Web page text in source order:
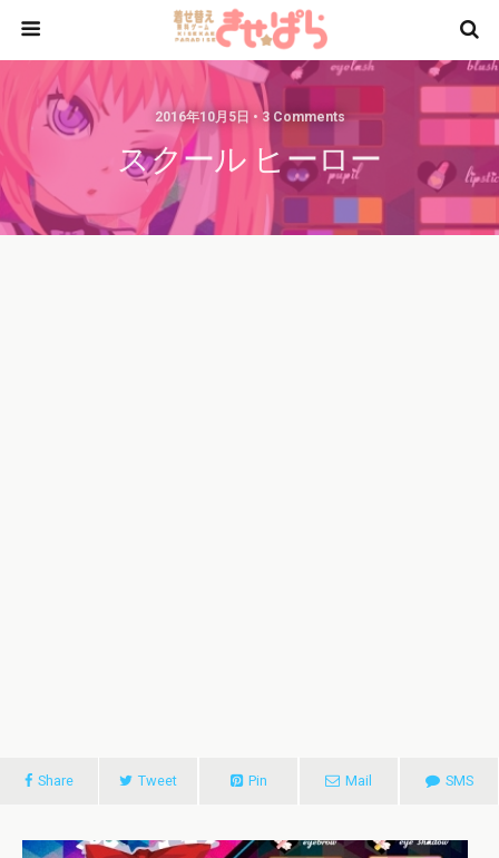
2016年10月5日 • 3 Comments
スクール ヒーロー
Share Tweet Pin Mail SMS